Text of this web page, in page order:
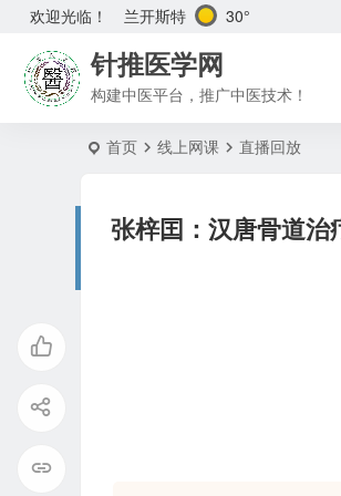
欢迎光临！ 兰开斯特 30°
针推医学网
构建中医平台，推广中医技术！
首页 线上网课 直播回放
张梓囯：汉唐骨道治